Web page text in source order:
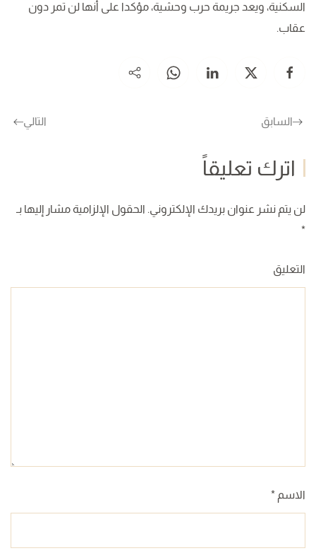
السكنية، ويعد جريمة حرب وحشية، مؤكدا على أنها لن تمر دون
عقاب.
السابق التالي
اترك تعليقاً
لن يتم نشر عنوان بريدك الإلكتروني. الحقول الإلزامية مشار إليها بـ
*
التعليق
الاسم *